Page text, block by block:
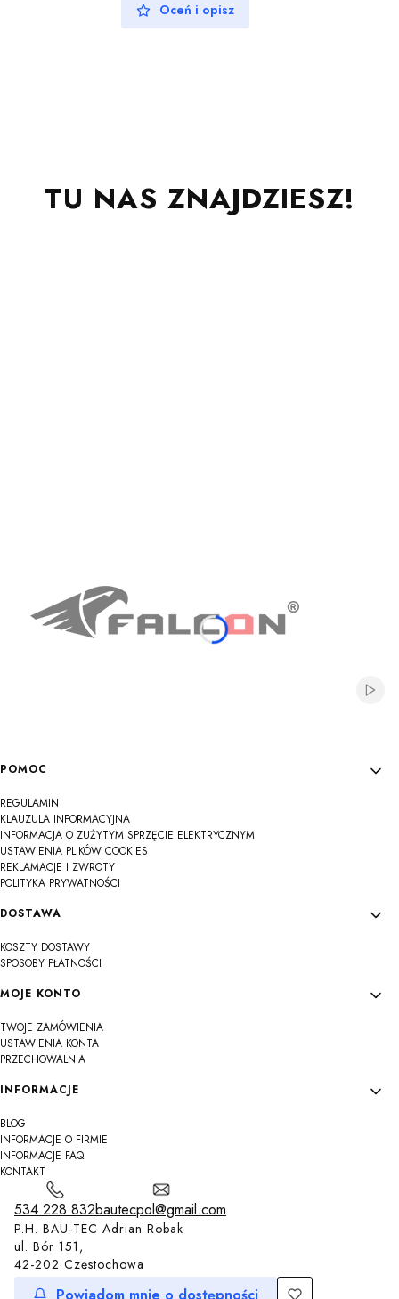
Oceń i opisz
TU NAS ZNAJDZIESZ!
Linki w stopce
POMOC
REGULAMIN
KLAUZULA INFORMACYJNA
INFORMACJA O ZUŻYTYM SPRZĘCIE ELEKTRYCZNYM
USTAWIENIA PLIKÓW COOKIES
REKLAMACJE I ZWROTY
POLITYKA PRYWATNOŚCI
DOSTAWA
KOSZTY DOSTAWY
SPOSOBY PŁATNOŚCI
MOJE KONTO
TWOJE ZAMÓWIENIA
USTAWIENIA KONTA
PRZECHOWALNIA
INFORMACJE
BLOG
INFORMACJE O FIRMIE
INFORMACJE FAQ
KONTAKT
534 228 832bautecpol@gmail.com
P.H. BAU-TEC Adrian Robak
ul. Bór 151,
42-202 Częstochowa
Powiadom mnie o dostępności